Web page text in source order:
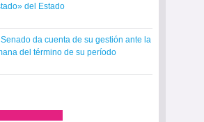
del Estado
da cuenta de su gestión ante la
del término de su período